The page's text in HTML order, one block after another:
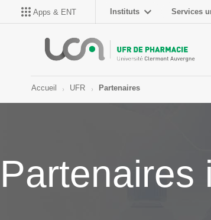
Apps & ENT Instituts Services
Accueil UFR Partenaires
Partenaires